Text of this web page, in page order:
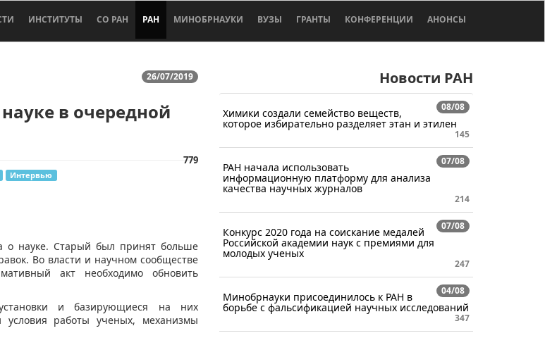
ИНСТИТУТЫ СО РАН РАН МИНОБРНАУКИ ВУЗЫ ГРАНТЫ КОНФЕРЕНЦИИ АНОНСЫ
26/07/2019
в очередной
779
Интервью
о науке. Старый был принят больше
Во власти и научном сообществе
акт необходимо обновить
и базирующиеся на них
условия работы ученых, механизмы
Новости РАН
08/08
Химики создали семейство веществ,
которое избирательно разделяет этан и этилен
145
07/08
РАН начала использовать
информационную платформу для анализа
качества научных журналов
214
07/08
Конкурс 2020 года на соискание медалей
Российской академии наук с премиями для
молодых ученых
247
04/08
Минобрнауки присоединилось к РАН в
борьбе с фальсификацией научных исследований
347